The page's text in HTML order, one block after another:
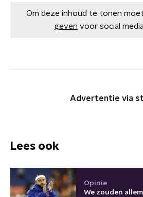
Om deze inhoud te tonen
geven voor social
Advertentie via
Lees ook
Opinie
We zouden